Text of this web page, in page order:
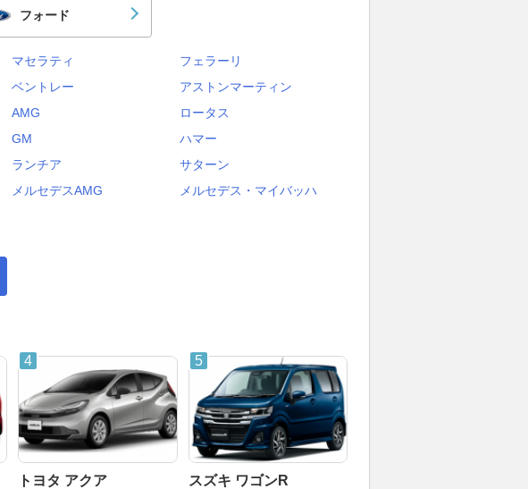
フォード
マセラティ
フェラーリ
ベントレー
アストンマーティン
AMG
ロータス
GM
ハマー
ランチア
サターン
メルセデスAMG メルセデス・マイバッハ
トヨタ アクア スズキ ワゴンR